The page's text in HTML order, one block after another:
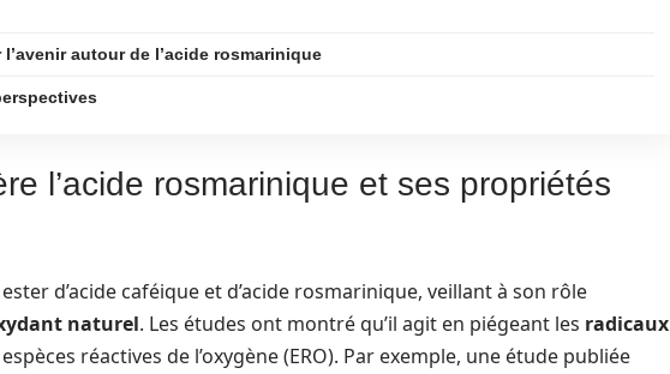
autour de l’acide rosmarinique
l’acide rosmarinique et ses propriétés
d’acide caféique et d’acide rosmarinique, veillant à son rôle
naturel. Les études ont montré qu’il agit en piégeant les radicaux
réactives de l’oxygène (ERO). Par exemple, une étude publiée